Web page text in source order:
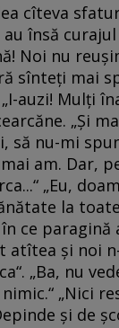
cîteva
însă
Noi nu
sînteţi mai
auzi! Mulţi
„Şi
să nu-mi
am. Dar,
„Eu,
la
ce paragină
atîtea şi noi
„Ba, nu
„Nici
şi de